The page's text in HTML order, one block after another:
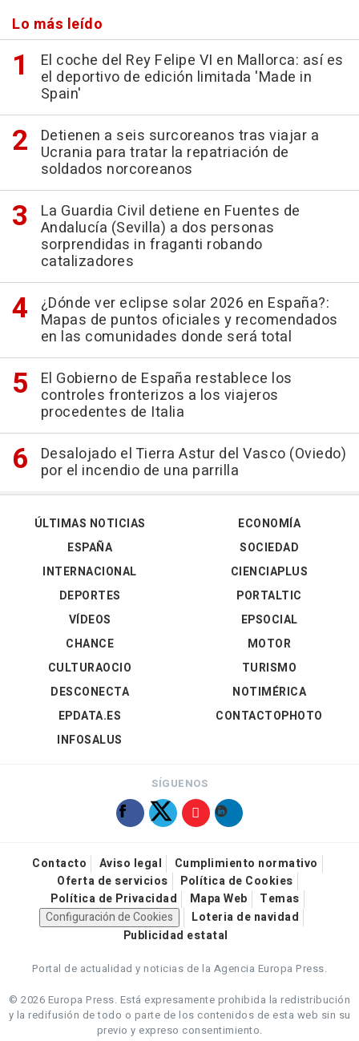
Lo más leído
El coche del Rey Felipe VI en Mallorca: así es
el deportivo de edición limitada 'Made in
Spain'
Detienen a seis surcoreanos tras viajar a
Ucrania para tratar la repatriación de
soldados norcoreanos
La Guardia Civil detiene en Fuentes de
Andalucía (Sevilla) a dos personas
sorprendidas in fraganti robando
catalizadores
¿Dónde ver eclipse solar 2026 en España?:
Mapas de puntos oficiales y recomendados
en las comunidades donde será total
El Gobierno de España restablece los
controles fronterizos a los viajeros
procedentes de Italia
Desalojado el Tierra Astur del Vasco (Oviedo)
por el incendio de una parrilla
ÚLTIMAS NOTICIAS
ESPAÑA
INTERNACIONAL
DEPORTES
VÍDEOS
ECONOMÍA
SOCIEDAD
CIENCIAPLUS
PORTALTIC
EPSOCIAL
CHANCE
CULTURAOCIO
DESCONECTA
EPDATA.ES
INFOSALUS
MOTOR
TURISMO
NOTIMÉRICA
CONTACTOPHOTO
SÍGUENOS
Contacto Aviso legal
Cumplimiento normativo
Oferta de servicios
Política de Cookies
Política de Privacidad
Mapa Web
Temas
Configuración de Cookies
Loteria de navidad
Publicidad estatal
Portal de actualidad y noticias de la Agencia Europa Press.
© 2026 Europa Press. Está expresamente prohibida la redistribución
y la redifusión de todo o parte de los contenidos de esta web sin su
previo y expreso consentimiento.